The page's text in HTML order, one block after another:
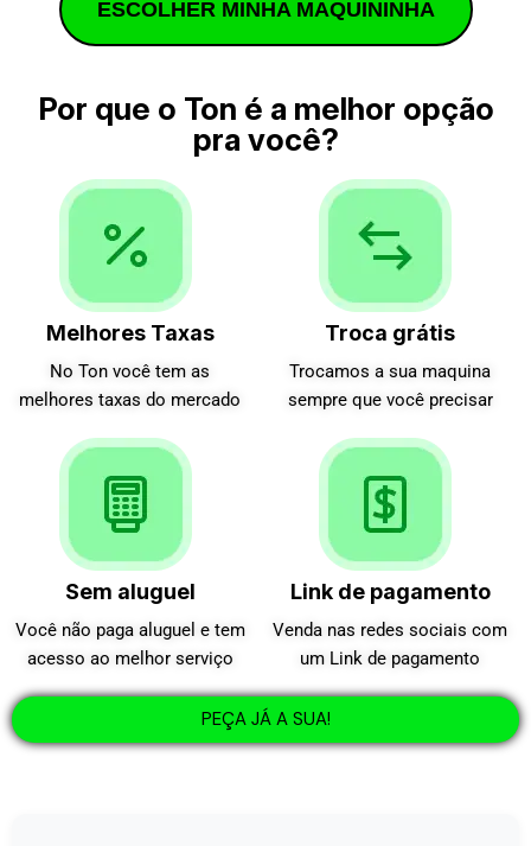
ESCOLHER MINHA MAQUININHA
Por que o Ton é a melhor opção
pra você?
Melhores Taxas
No Ton você tem as
melhores taxas do mercado
Troca grátis
Trocamos a sua maquina
sempre que você precisar
Sem aluguel
Você não paga aluguel e tem
acesso ao melhor serviço
Link de pagamento
Venda nas redes sociais com
um Link de pagamento
PEÇA JÁ A SUA!